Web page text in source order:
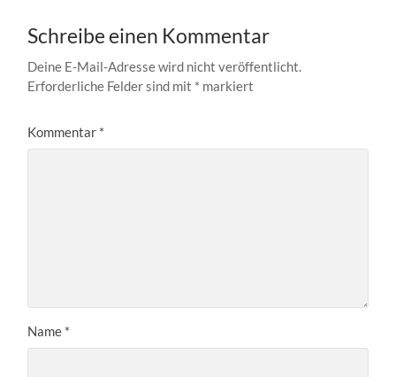
Schreibe einen Kommentar
Deine E-Mail-Adresse wird nicht veröffentlicht.
Erforderliche Felder sind mit * markiert
Kommentar *
Name *